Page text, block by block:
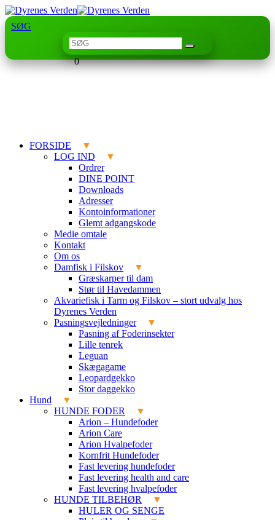
SØG
0
FORSIDE
LOG IND
Ordrer
DINE POINT
Downloads
Adresser
Kontoinformationer
Glemt adgangskode
Medie omtale
Kontakt
Om os
Damfisk i Filskov
Græskarper til dam
Stør til Havedammen
Akvariefisk i Tarm og Filskov – stort udvalg hos
Dyrenes Verden
Pasningsvejledninger
Pasning af Foderinsekter
Lille tenrek
Leguan
Skægagame
Leopardgekko
Stor daggekko
Hund
HUNDE FODER
Arion – Hundefoder
Arion Care
Arion Hvalpefoder
Kornfrit Hundefoder
Fast levering hundefoder
Fast levering health and care
Fast levering hvalpefoder
HUNDE TILBEHØR
HULER OG SENGE